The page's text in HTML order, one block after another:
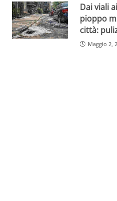
Dai viali
pioppo
città:
Maggio 2,